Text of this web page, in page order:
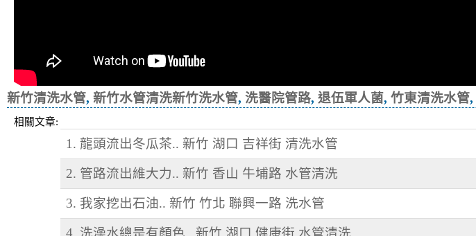
新竹清洗水管, 新竹水管清洗新竹洗水管, 洗醫院管路, 退伍軍人菌, 竹東清洗水管,
相關文章:
1. 龍頭流出冬瓜茶.. 新竹 湖口 吉祥街 清洗水管
2. 管路流出維大力.. 新竹 香山 牛埔路 水管清洗
3. 我家挖出石油.. 新竹 竹北 聯興一路 洗水管
4. 洗澡水總是有顏色.. 新竹 湖口 健康街 水管清洗